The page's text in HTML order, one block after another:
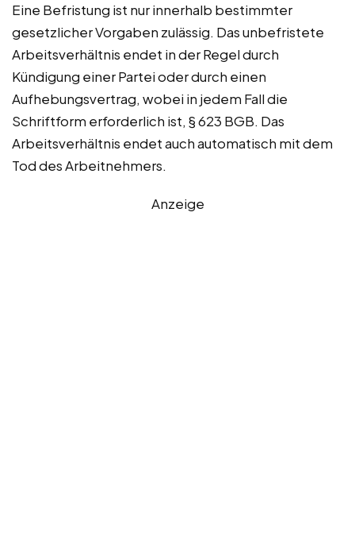
Eine Befristung ist nur innerhalb bestimmter
gesetzlicher Vorgaben zulässig. Das unbefristete
Arbeitsverhältnis endet in der Regel durch
Kündigung einer Partei oder durch einen
Aufhebungsvertrag, wobei in jedem Fall die
Schriftform erforderlich ist, § 623 BGB. Das
Arbeitsverhältnis endet auch automatisch mit dem
Tod des Arbeitnehmers.
Anzeige